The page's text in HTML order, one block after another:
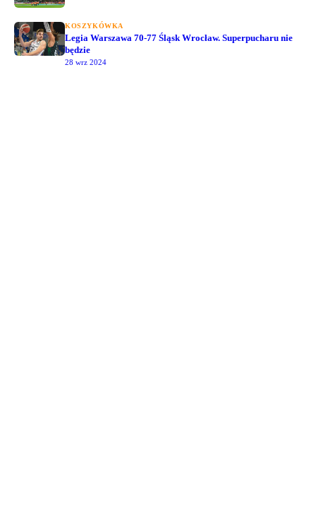
KOSZYKÓWKA
Legia Warszawa 70-77 Śląsk Wrocław. Superpucharu nie
będzie
28 wrz 2024